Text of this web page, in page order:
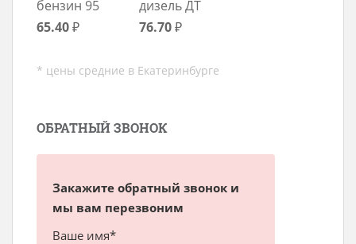
бензин 95
65.40₽
дизель ДТ
76.70₽
* цены средние в Екатеринбурге
ОБРАТНЫЙ ЗВОНОК
Закажите обратный звонок и
мы вам перезвоним
Ваше имя*